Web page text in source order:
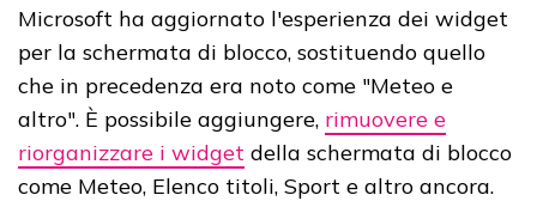
Microsoft ha aggiornato l'esperienza dei widget
per la schermata di blocco, sostituendo quello
che in precedenza era noto come "Meteo e
altro". È possibile aggiungere, rimuovere e
riorganizzare i widget della schermata di blocco
come Meteo, Elenco titoli, Sport e altro ancora.